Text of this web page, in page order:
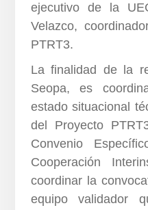
ejecutivo de la
Velazco,
PTRT3.
La finalidad de la
Seopa, es
estado situacional
del Proyecto
Convenio
Cooperación
coordinar la
equipo validador